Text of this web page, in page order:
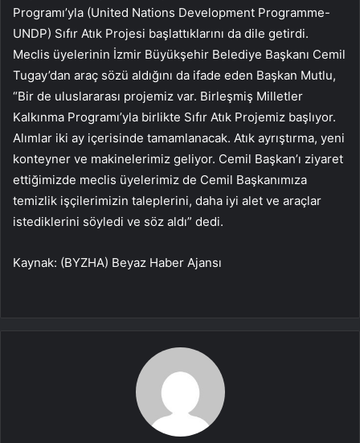
Programı’yla (United Nations Development Programme-
UNDP) Sıfır Atık Projesi başlattıklarını da dile getirdi.
Meclis üyelerinin İzmir Büyükşehir Belediye Başkanı Cemil
Tugay’dan araç sözü aldığını da ifade eden Başkan Mutlu,
“Bir de uluslararası projemiz var. Birleşmiş Milletler
Kalkınma Programı’yla birlikte Sıfır Atık Projemiz başlıyor.
Alımlar iki ay içerisinde tamamlanacak. Atık ayrıştırma, yeni
konteyner ve makinelerimiz geliyor. Cemil Başkan’ı ziyaret
ettiğimizde meclis üyelerimiz de Cemil Başkanımıza
temizlik işçilerimizin taleplerini, daha iyi alet ve araçlar
istediklerini söyledi ve söz aldı” dedi.
Kaynak: (BYZHA) Beyaz Haber Ajansı